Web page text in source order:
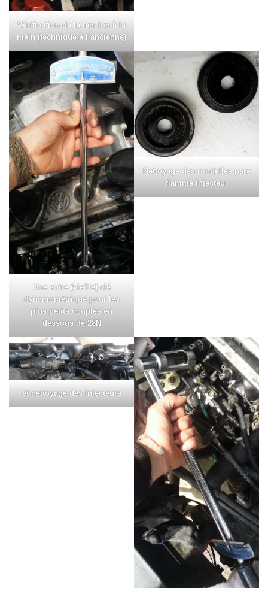
Vérification de la tension à la
main (technique à l’ancienne)
Une autre (vieille) clé
dynamométrique pour les
plus petits couples en
dessous de 28N
Nettoyage des rondelles pare
flamme injecteur
et nettoyage des injecteurs